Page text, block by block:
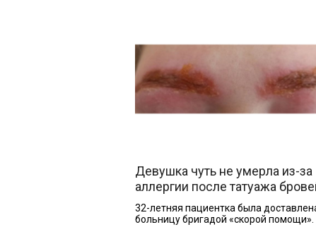
Девушка чуть не умерла из-за
аллергии после татуажа
32-летняя пациентка была
больницу бригадой «скорой помощи».